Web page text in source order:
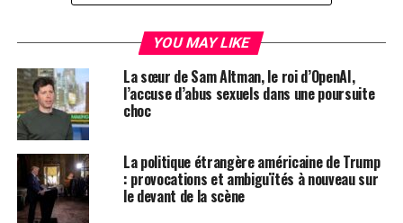
presse où un journaliste a suggéré que la carrière de la
vice-présidente Kamala Harris avait été favorisée par
une relation avec Brown, a été rapidement démenti par
une analyse du New York Times. Cette dernière a conclu
que Trump faisait en réalité référence à Jerry Brown,
l’ancien gouverneur de Californie, et non à Willie
Brown.
De plus, le voyage que Trump semblait évoquer s’est
YOU MAY LIKE
La sœur de Sam Altman, le roi d’OpenAI,
l’accuse d’abus sexuels dans une poursuite
choc
La politique étrangère américaine de Trump
: provocations et ambiguïtés à nouveau sur
le devant de la scène